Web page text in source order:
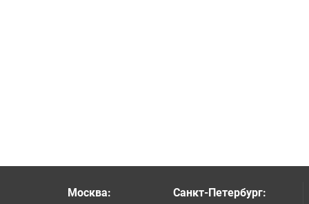
Москва:
Санкт-Петербург: